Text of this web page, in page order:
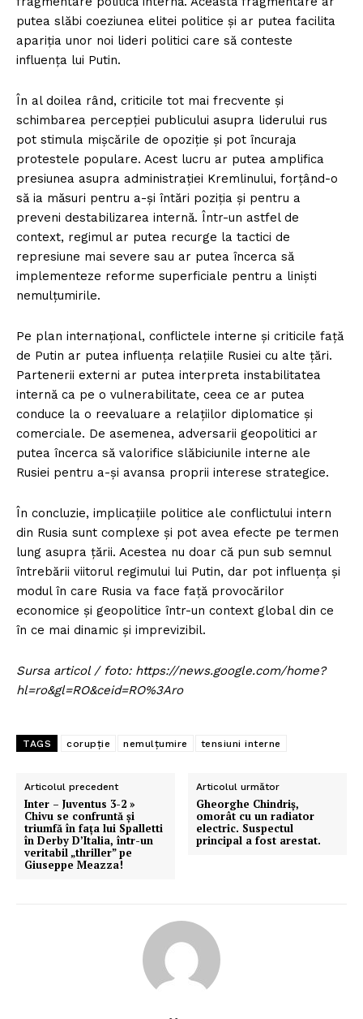
putea slăbi coeziunea elitei politice și ar putea facilita
apariția unor noi lideri politici care să conteste
influența lui Putin.
În al doilea rând, criticile tot mai frecvente și
schimbarea percepției publicului asupra liderului rus
pot stimula mișcările de opoziție și pot încuraja
protestele populare. Acest lucru ar putea amplifica
presiunea asupra administrației Kremlinului, forțând-o
să ia măsuri pentru a-și întări poziția și pentru a
preveni destabilizarea internă. Într-un astfel de
context, regimul ar putea recurge la tactici de
represiune mai severe sau ar putea încerca să
implementeze reforme superficiale pentru a liniști
nemulțumirile.
Pe plan internațional, conflictele interne și criticile față
de Putin ar putea influența relațiile Rusiei cu alte țări.
Partenerii externi ar putea interpreta instabilitatea
internă ca pe o vulnerabilitate, ceea ce ar putea
conduce la o reevaluare a relațiilor diplomatice și
comerciale. De asemenea, adversarii geopolitici ar
putea încerca să valorifice slăbiciunile interne ale
Rusiei pentru a-și avansa proprii interese strategice.
În concluzie, implicațiile politice ale conflictului intern
din Rusia sunt complexe și pot avea efecte pe termen
lung asupra țării. Acestea nu doar că pun sub semnul
întrebării viitorul regimului lui Putin, dar pot influența și
modul în care Rusia va face față provocărilor
economice și geopolitice într-un context global din ce
în ce mai dinamic și imprevizibil.
Sursa articol / foto: https://news.google.com/home?
hl=ro&gl=RO&ceid=RO%3Aro
TAGS corupție nemulțumire tensiuni interne
Articolul precedent
Inter – Juventus 3-2 »
Chivu se confruntă și
triumfă în fața lui Spalletti
în Derby D’Italia, într-un
veritabil „thriller” pe
Giuseppe Meazza!
Articolul următor
Gheorghe Chindriș,
omorât cu un radiator
electric. Suspectul
principal a fost arestat.